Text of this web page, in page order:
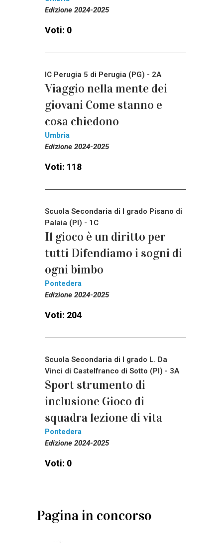
Edizione 2024-2025
Voti: 0
IC Perugia 5 di Perugia (PG) - 2A
Viaggio nella mente dei
giovani Come stanno e
cosa chiedono
Umbria
Edizione 2024-2025
Voti: 118
Scuola Secondaria di I grado Pisano di
Palaia (PI) - 1C
Il gioco è un diritto per
tutti Difendiamo i sogni di
ogni bimbo
Pontedera
Edizione 2024-2025
Voti: 204
Scuola Secondaria di I grado L. Da
Vinci di Castelfranco di Sotto (PI) - 3A
Sport strumento di
inclusione Gioco di
squadra lezione di vita
Pontedera
Edizione 2024-2025
Voti: 0
Pagina in concorso